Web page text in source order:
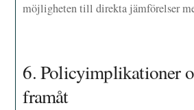
möjligheten till direkta jämförelser
6. Policyimplikationer
framåt